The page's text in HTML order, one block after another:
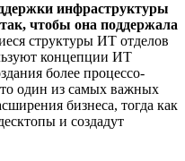
инфраструктуры
чтобы она поддержала
структуры ИТ отделов
концепции ИТ
более процессо-
один из самых важных
бизнеса, тогда как
и создадут